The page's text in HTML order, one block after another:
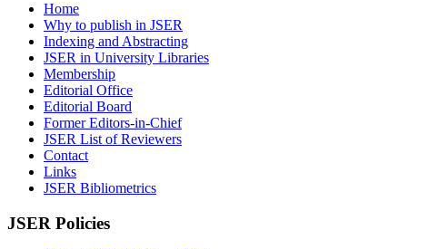
Home
Why to publish in JSER
Indexing and Abstracting
JSER in University Libraries
Membership
Editorial Office
Editorial Board
Former Editors-in-Chief
JSER List of Reviewers
Contact
Links
JSER Bibliometrics
JSER Policies